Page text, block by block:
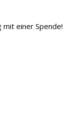
einer Spende!